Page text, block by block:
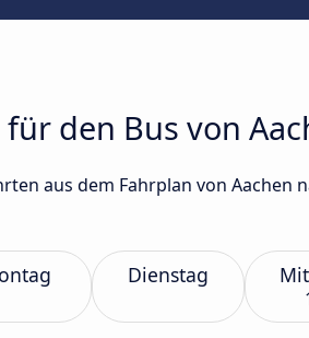
den Bus von
aus dem Fahrplan von Aachen
Dienstag